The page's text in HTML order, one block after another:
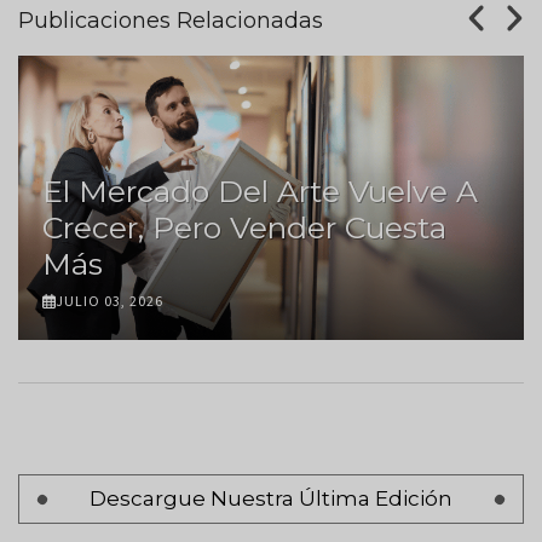
Publicaciones Relacionadas
El Mercado Del Arte Vuelve A
Crecer, Pero Vender Cuesta
Más
JULIO 03, 2026
Descargue Nuestra Última Edición
Paginación